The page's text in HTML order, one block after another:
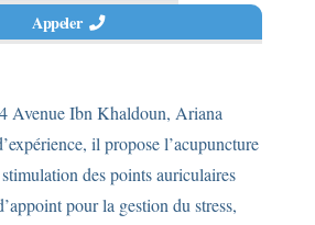
Appeler
Avenue Ibn Khaldoun, Ariana
il propose l’acupuncture
des points auriculaires
pour la gestion du stress,